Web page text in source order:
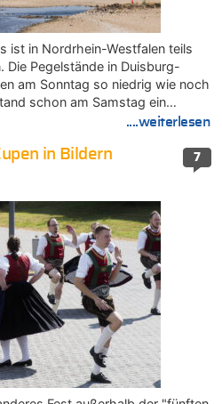
ist in Nordrhein-Westfalen teils
Die Pegelstände in Duisburg-
am Sonntag so niedrig wie noch
schon am Samstag ein…
....weiterlesen
7
in Bildern